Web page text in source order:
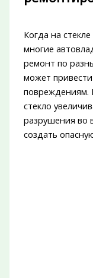
Когда на
многие
ремонт по
может
повреждениям.
стекло
разрушения во
создать